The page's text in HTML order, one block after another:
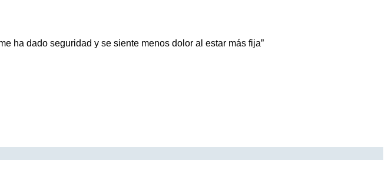
ha dado seguridad y se siente menos dolor al estar más fija”